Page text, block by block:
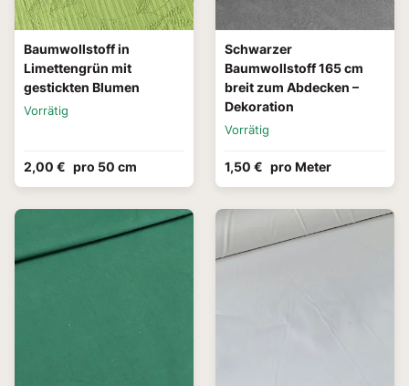
Baumwollstoff in
Limettengrün mit
gestickten Blumen
Vorrätig
2,00 € pro 50 cm
Schwarzer
Baumwollstoff 165 cm
breit zum Abdecken –
Dekoration
Vorrätig
1,50 € pro Meter